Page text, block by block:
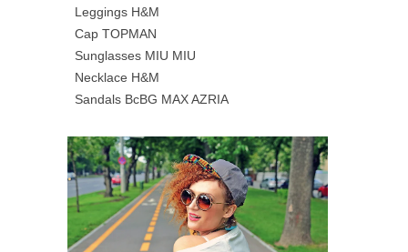
Leggings H&M
Cap TOPMAN
Sunglasses MIU MIU
Necklace H&M
Sandals BcBG MAX AZRIA